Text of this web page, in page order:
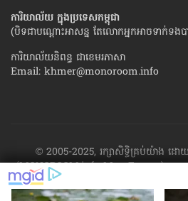
ការិយាល័យ ក្នុង​ប្រទេស​កម្ពុជា
(បិទជាបណ្ដោះអាសន្ន តែលោកអ្នកអាចទាក់ទង
ការិយាល័យនិពន្ធ ជាខេមរភាសា
Email: khmer@monoroom.info
© 2005-2025, រក្សាសិទ្ធិគ្រប់យ៉ាង ដោយ
(MONOROOM.info Mag France)។ ហា
ទាំង​អស់ ​នៃ​ការ​ផ្សាយ​របស់​ទស្សនាវដ្ដី​​មនោរ
លើក្រដាស ឬតាម​ប្រព័ន្ធ​អេឡិច​ត្រូនិច - ផ្សាយ​ត